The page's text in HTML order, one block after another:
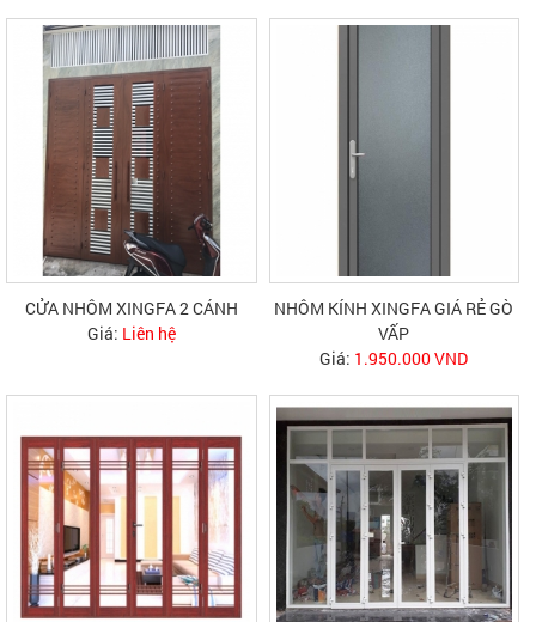
CỬA NHÔM XINGFA 2 CÁNH
Giá: Liên hệ
NHÔM KÍNH XINGFA GIÁ RẺ GÒ
VẤP
Giá: 1.950.000 VND